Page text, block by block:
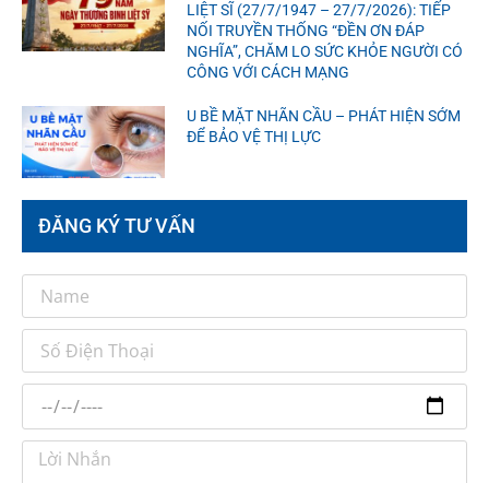
LIỆT SĨ (27/7/1947 – 27/7/2026): TIẾP
NỐI TRUYỀN THỐNG “ĐỀN ƠN ĐÁP
NGHĨA”, CHĂM LO SỨC KHỎE NGƯỜI CÓ
CÔNG VỚI CÁCH MẠNG
U BỀ MẶT NHÃN CẦU – PHÁT HIỆN SỚM
ĐỂ BẢO VỆ THỊ LỰC
ĐĂNG KÝ TƯ VẤN